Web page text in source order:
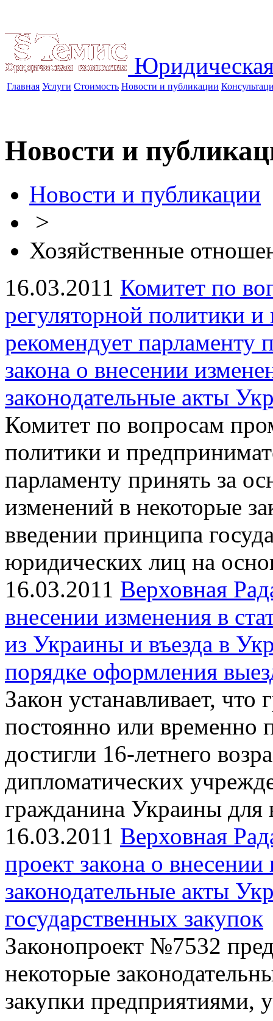
Главная Услуги Стоимость Новости и публикации
Новости и
Новости и публикации
>
Хозяйственные
16.03.2011 Комитет по
регуляторной политики и
рекомендует парламенту
закона о внесении
законодательные акты
Комитет по вопросам
политики и
парламенту принять за
изменений в некоторые
введении принципа
юридических лиц на
16.03.2011 Верховная
внесении изменения в
из Украины и въезда в
порядке оформления
Закон устанавливает,
постоянно или временно
достигли 16-летнего
дипломатических
гражданина Украины для
16.03.2011 Верховная
проект закона о
законодательные акты
государственных закупок
Законопроект №7532
некоторые
закупки предприятиями,